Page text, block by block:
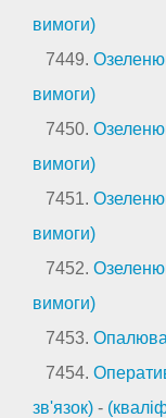
вимоги)
7449.
вимоги)
7450.
вимоги)
7451.
вимоги)
7452.
вимоги)
7453.
7454.
зв'язок) -